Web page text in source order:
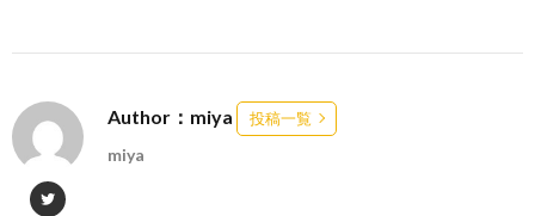
Author：miya 投稿一覧
miya